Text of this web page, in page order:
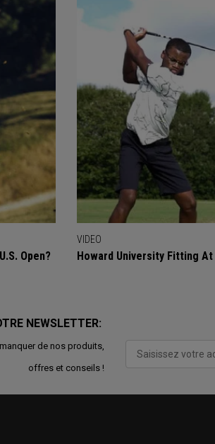
Open?
VIDEO
Howard University Fitting
NEWSLETTER:
de nos produits,
offres et conseils !